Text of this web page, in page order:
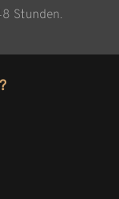
Stunden.